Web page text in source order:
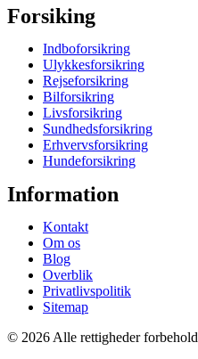
Forsiking
Indboforsikring
Ulykkesforsikring
Rejseforsikring
Bilforsikring
Livsforsikring
Sundhedsforsikring
Erhvervsforsikring
Hundeforsikring
Information
Kontakt
Om os
Blog
Overblik
Privatlivspolitik
Sitemap
© 2026 Alle rettigheder